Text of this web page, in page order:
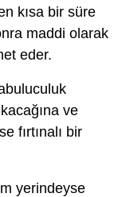
kısa bir süre
maddi olarak
eder.
ve
fırtınalı bir
yerindeyse